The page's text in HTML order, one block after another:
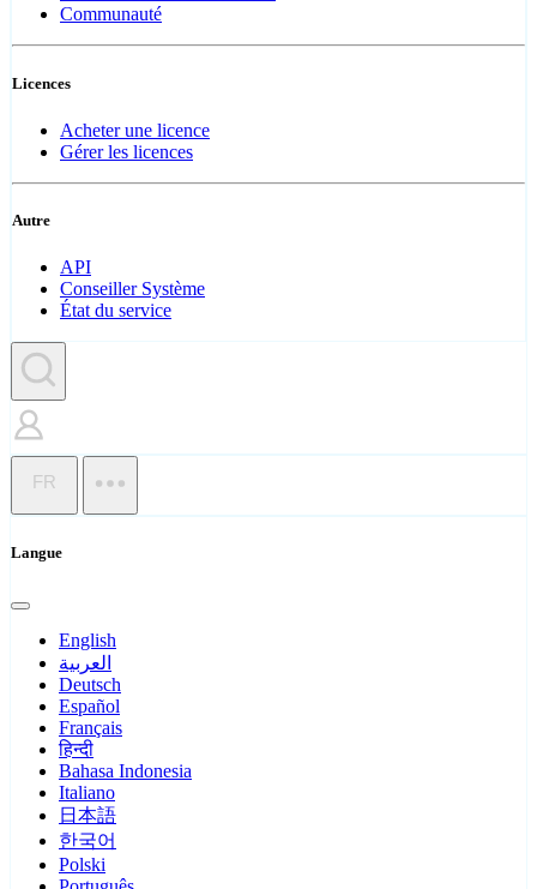
Communauté
Licences
Acheter une licence
Gérer les licences
Autre
API
Conseiller Système
État du service
FR
Langue
English
العربية
Deutsch
Español
Français
हिन्दी
Bahasa Indonesia
Italiano
日本語
한국어
Polski